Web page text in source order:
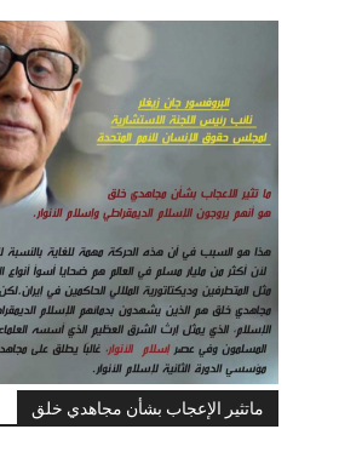
ماتثير الإعجاب بشأن مجاهدي خلق